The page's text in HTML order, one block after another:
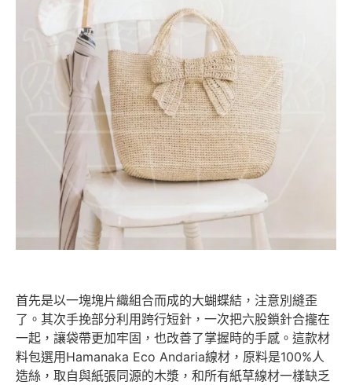
首先是以一塊塊片織組合而成的大蝴蝶結，注意別縫歪
了。其次手挽部分利用跨行短針，一次把六股鎖針合攏在
一起，讓袋帶更加牢固，也改善了掌握時的手感。這款材
料包選用Hamanaka Eco Andaria線材，原料是100%人
造絲，取自與紙張同源的木漿，和所有紙草線材一樣缺乏